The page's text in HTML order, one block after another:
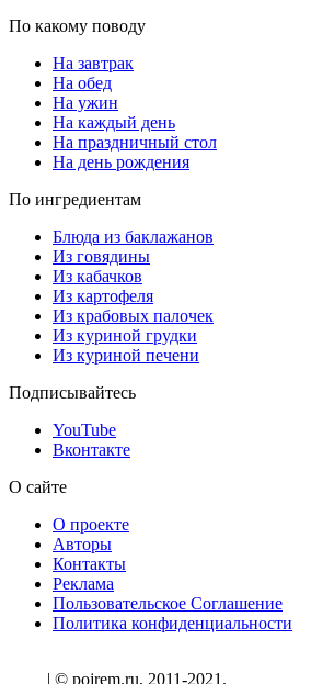
По какому поводу
На завтрак
На обед
На ужин
На каждый день
На праздничный стол
На день рождения
По ингредиентам
Блюда из баклажанов
Из говядины
Из кабачков
Из картофеля
Из крабовых палочек
Из куриной грудки
Из куриной печени
Подписывайтесь
YouTube
Вконтакте
О сайте
О проекте
Авторы
Контакты
Реклама
Пользовательское Соглашение
Политика конфиденциальности
| © pojrem.ru, 2011-2021.